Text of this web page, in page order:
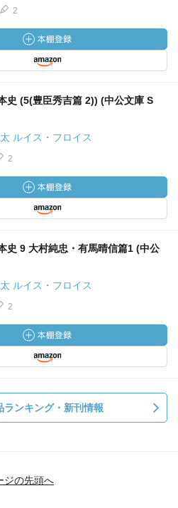
2
史 (5(豊臣秀吉篇 2)) (中公文庫 S
ルイス・フロイス
2
史 9 大村純忠・有馬晴信篇1 (中公
ルイス・フロイス
2
ランキング・新刊情報
ジの先頭へ